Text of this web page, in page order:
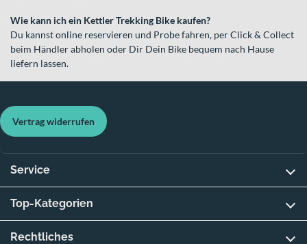
Wie kann ich ein Kettler Trekking Bike kaufen?
Du kannst online reservieren und Probe fahren, per Click & Collect
beim Händler abholen oder Dir Dein Bike bequem nach Hause
liefern lassen.
Vertrag widerrufen
Service
Top-Kategorien
Rechtliches